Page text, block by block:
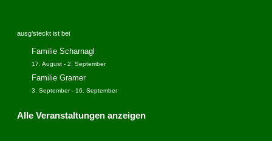
ausg’steckt ist bei
Familie Scharnagl
17. August- 2. September
Familie Gramer
3. September- 16. September
Alle Veranstaltungen anzeigen